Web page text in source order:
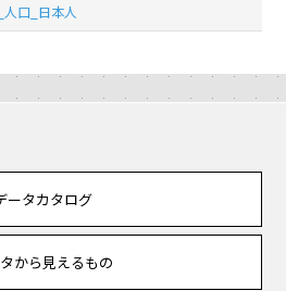
口_日本人
ータカタログ
から見えるもの